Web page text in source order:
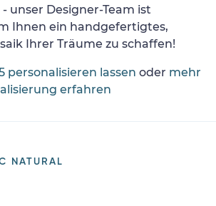
unser Designer-Team ist
Ihnen ein handgefertigtes,
Ihrer Träume zu schaffen!
personalisieren lassen oder mehr
erfahren
NATURAL